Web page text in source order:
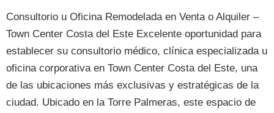
Consultorio u Oficina Remodelada en Venta o Alquiler –
Town Center Costa del Este Excelente oportunidad para
establecer su consultorio médico, clínica especializada u
oficina corporativa en Town Center Costa del Este, una
de las ubicaciones más exclusivas y estratégicas de la
ciudad. Ubicado en la Torre Palmeras, este espacio de